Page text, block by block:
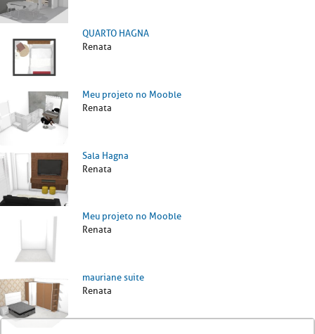
QUARTO HAGNA
Renata
Meu projeto no Mooble
Renata
Sala Hagna
Renata
Meu projeto no Mooble
Renata
mauriane suite
Renata